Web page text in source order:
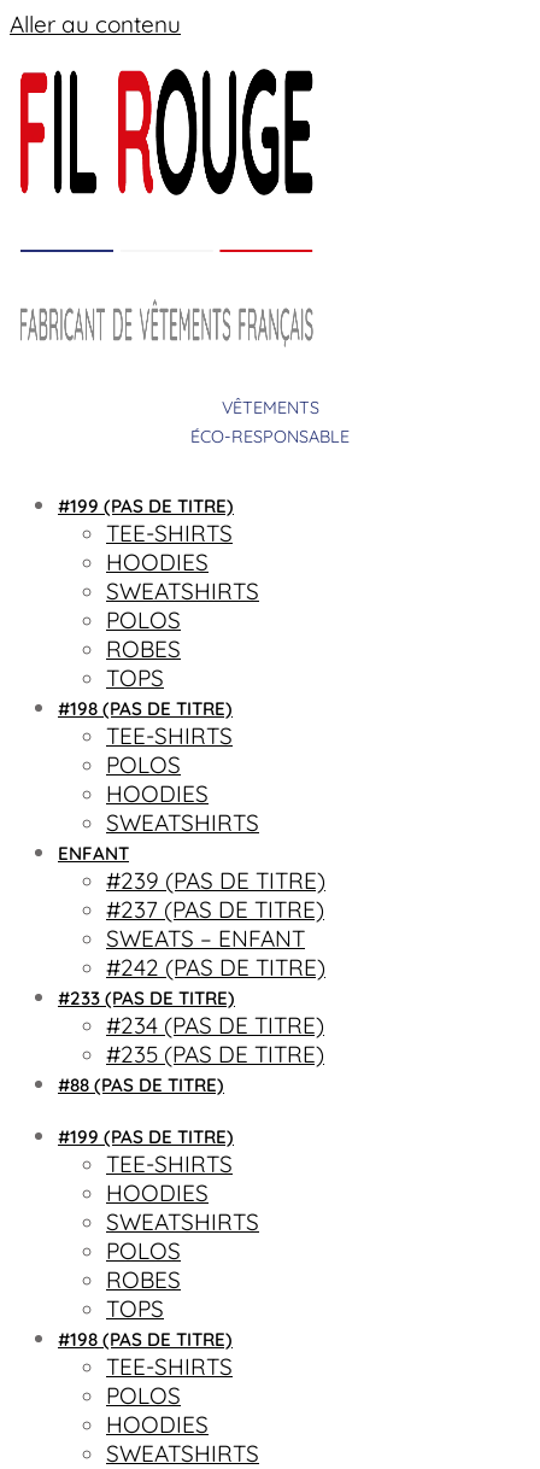
Aller au contenu
VÊTEMENTS
ÉCO-RESPONSABLE
#199 (PAS DE TITRE)
TEE-SHIRTS
HOODIES
SWEATSHIRTS
POLOS
ROBES
TOPS
#198 (PAS DE TITRE)
TEE-SHIRTS
POLOS
HOODIES
SWEATSHIRTS
ENFANT
#239 (PAS DE TITRE)
#237 (PAS DE TITRE)
SWEATS – ENFANT
#242 (PAS DE TITRE)
#233 (PAS DE TITRE)
#234 (PAS DE TITRE)
#235 (PAS DE TITRE)
#88 (PAS DE TITRE)
#199 (PAS DE TITRE)
TEE-SHIRTS
HOODIES
SWEATSHIRTS
POLOS
ROBES
TOPS
#198 (PAS DE TITRE)
TEE-SHIRTS
POLOS
HOODIES
SWEATSHIRTS